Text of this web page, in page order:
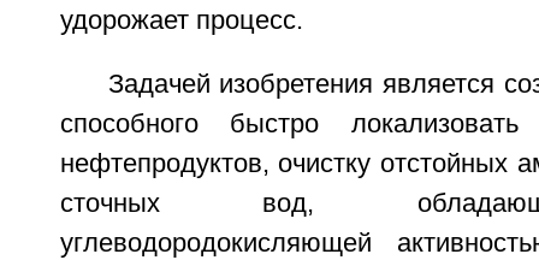
удорожает процесс.
Задачей изобретения является
способного быстро
нефтепродуктов, очистку отстойных
сточных вод,
углеводородокисляющей